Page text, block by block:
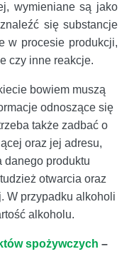
wymieniane są jako
się substancje
w procesie produkcji,
czy inne reakcje.
bowiem muszą
odnoszące się
także zadbać o
oraz jej adresu,
danego produktu
otwarcia oraz
W przypadku alkoholi
alkoholu.
spożywczych –